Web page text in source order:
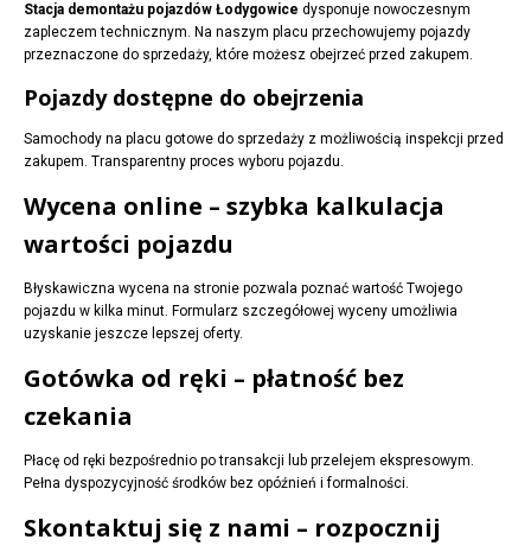
Stacja demontażu pojazdów Łodygowice dysponuje nowoczesnym
zapleczem technicznym. Na naszym placu przechowujemy pojazdy
przeznaczone do sprzedaży, które możesz obejrzeć przed zakupem.
Pojazdy dostępne do obejrzenia
Samochody na placu gotowe do sprzedaży z możliwością inspekcji przed
zakupem. Transparentny proces wyboru pojazdu.
Wycena online – szybka kalkulacja
wartości pojazdu
Błyskawiczna wycena na stronie pozwala poznać wartość Twojego
pojazdu w kilka minut. Formularz szczegółowej wyceny umożliwia
uzyskanie jeszcze lepszej oferty.
Gotówka od ręki – płatność bez
czekania
Płacę od ręki bezpośrednio po transakcji lub przelejem ekspresowym.
Pełna dyspozycyjność środków bez opóźnień i formalności.
Skontaktuj się z nami – rozpocznij